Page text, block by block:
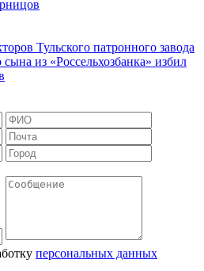
Тульского патронного завода
из «Россельхозбанка» избил
персональных данных